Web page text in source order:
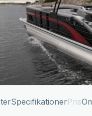
SpecifikationerPris